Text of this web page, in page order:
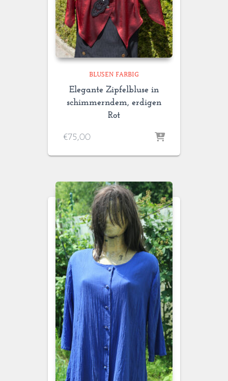
BLUSEN FARBIG
Elegante Zipfelbluse in
schimmerndem, erdigen
Rot
€75,00